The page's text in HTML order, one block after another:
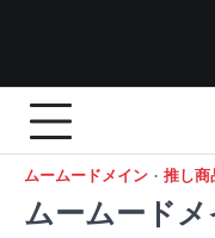
ムームードメイン 推し商
ムームード